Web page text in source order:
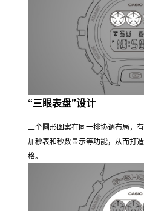
“三眼表盘”设计
三个圆形图案在同一排协调布局，
加秒表和秒数显示等功能，从而打
格。